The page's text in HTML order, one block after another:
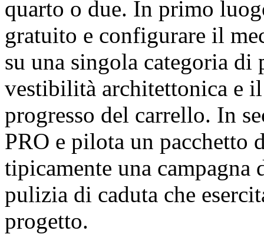
quarto o due. In primo
gratuito e configurare il
su una singola categoria
vestibilità architettonica e
progresso del carrello. In
PRO e pilota un pacchetto
tipicamente una
pulizia di caduta che
progetto.